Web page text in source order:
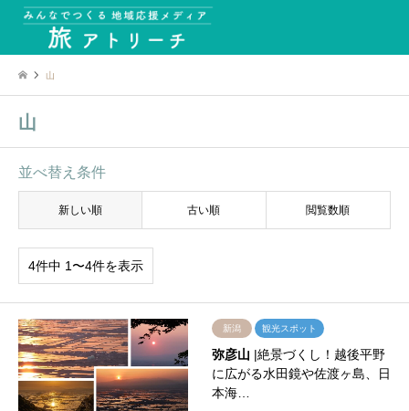
山
山
並べ替え条件
新しい順 古い順 閲覧数順
4件中 1〜4件を表示
新潟 観光スポット
弥彦山 |絶景づくし！越後平野
に広がる水田鏡や佐渡ヶ島、日
本海…